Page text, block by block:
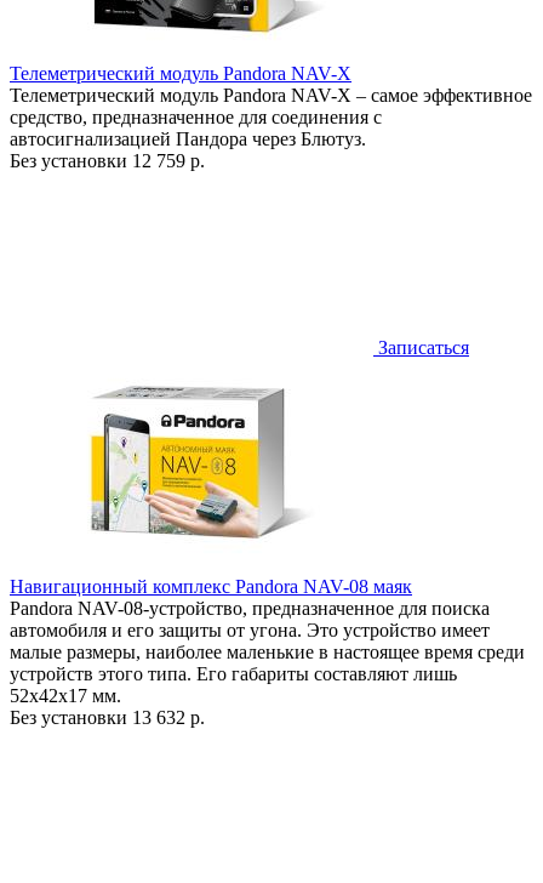
Телеметрический модуль Pandora NAV-X
Телеметрический модуль Pandora NAV-X – самое эффективное
средство, предназначенное для соединения с
автосигнализацией Пандора через Блютуз.
Без установки 12 759 р.
Записаться
Навигационный комплекс Pandora NAV-08 маяк
Pandora NAV-08-устройство, предназначенное для поиска
автомобиля и его защиты от угона. Это устройство имеет
малые размеры, наиболее маленькие в настоящее время среди
устройств этого типа. Его габариты составляют лишь
52х42х17 мм.
Без установки 13 632 р.